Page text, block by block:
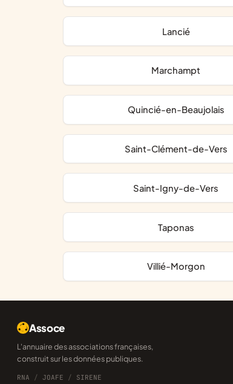
Lancié
Marchampt
Quincié-en-Beaujolais
Saint-Clément-de-Vers
Saint-Igny-de-Vers
Taponas
Villié-Morgon
Assoce
L'annuaire des associations françaises,
construit sur les données publiques.
RNA / JOAFE / SIRENE